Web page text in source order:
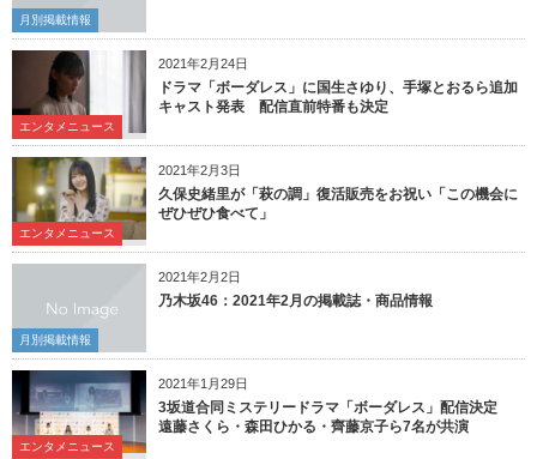
月別掲載情報
2021年2月24日
エンタメニュース
ドラマ「ボーダレス」に国生さゆり、手塚とおるら追加
キャスト発表 配信直前特番も決定
2021年2月3日
エンタメニュース
久保史緒里が「萩の調」復活販売をお祝い「この機会に
ぜひぜひ食べて」
2021年2月2日
月別掲載情報
乃木坂46：2021年2月の掲載誌・商品情報
2021年1月29日
エンタメニュース
3坂道合同ミステリードラマ「ボーダレス」配信決定
遠藤さくら・森田ひかる・齊藤京子ら7名が共演